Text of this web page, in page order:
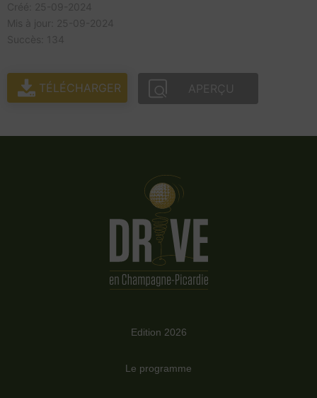
TÉLÉCHARGER APERÇU
Edition 2026
Le programme